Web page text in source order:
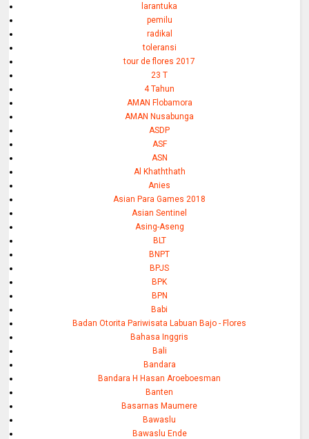
larantuka
pemilu
radikal
toleransi
tour de flores 2017
23 T
4 Tahun
AMAN Flobamora
AMAN Nusabunga
ASDP
ASF
ASN
Al Khaththath
Anies
Asian Para Games 2018
Asian Sentinel
Asing-Aseng
BLT
BNPT
BPJS
BPK
BPN
Babi
Badan Otorita Pariwisata Labuan Bajo - Flores
Bahasa Inggris
Bali
Bandara
Bandara H Hasan Aroeboesman
Banten
Basarnas Maumere
Bawaslu
Bawaslu Ende